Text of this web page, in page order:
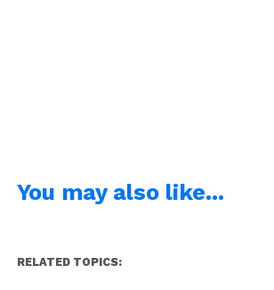
You may also like...
RELATED TOPICS: